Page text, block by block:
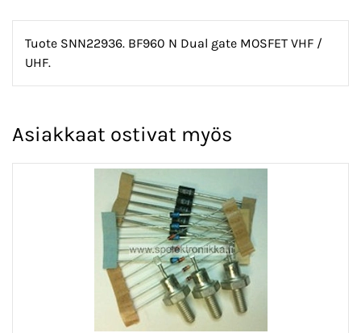
Tuote SNN22936. BF960 N Dual gate MOSFET VHF /
UHF.
Asiakkaat ostivat myös